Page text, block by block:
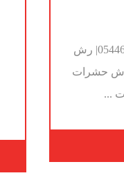
شركة رش حشرات راس الخيمة |0544675066| رش
رش حشرات
...